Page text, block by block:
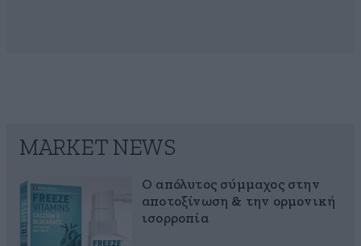
MARKET NEWS
Ο απόλυτος σύμμαχος στην
αποτοξίνωση & την ορμονική
ισορροπία